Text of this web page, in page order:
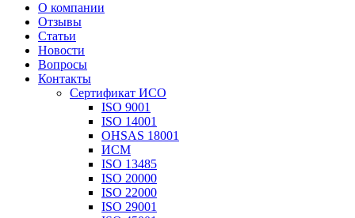
О компании
Отзывы
Статьи
Новости
Вопросы
Контакты
Сертификат ИСО
ISO 9001
ISO 14001
OHSAS 18001
ИСМ
ISO 13485
ISO 20000
ISO 22000
ISO 29001